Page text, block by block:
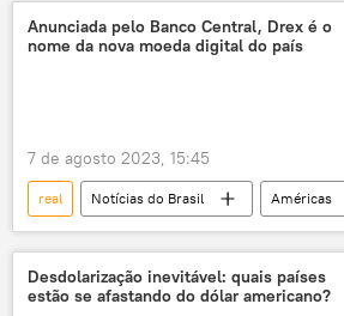
moeda
inflação
Economia
EUA
Anunciada pelo Banco Central, Drex é o
nome da nova moeda digital do país
7 de agosto 2023, 15:45
real Notícias do Brasil
Américas
América do Sul
América Latina
Brasil
Banco Central do Brasil
moeda
digital
mercado
Desdolarização inevitável: quais países
estão se afastando do dólar americano?